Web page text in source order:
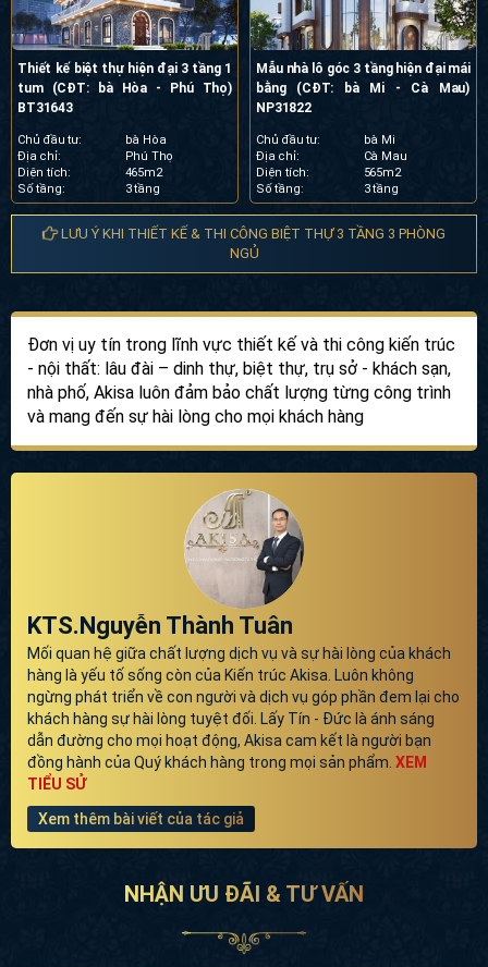
Thiết kế biệt thự hiện đại 3 tầng 1
tum (CĐT: bà Hòa - Phú Thọ)
BT31643
Chủ đầu tư:
bà Hòa
Địa chỉ:
Phú Thọ
Diện tích:
465m2
Số tầng:
3 tầng
Mẫu nhà lô góc 3 tầng hiện đại mái
bằng (CĐT: bà Mi - Cà Mau)
NP31822
Chủ đầu tư:
bà Mi
Địa chỉ:
Cà Mau
Diện tích:
565m2
Số tầng:
3 tầng
LƯU Ý KHI THIẾT KẾ & THI CÔNG BIỆT THỰ 3 TẦNG 3 PHÒNG
NGỦ
Đơn vị uy tín trong lĩnh vực thiết kế và thi công kiến trúc
- nội thất: lâu đài – dinh thự, biệt thự, trụ sở - khách sạn,
nhà phố, Akisa luôn đảm bảo chất lượng từng công trình
và mang đến sự hài lòng cho mọi khách hàng
KTS.Nguyễn Thành Tuân
Mối quan hệ giữa chất lượng dịch vụ và sự hài lòng của khách
hàng là yếu tố sống còn của Kiến trúc Akisa. Luôn không
ngừng phát triển về con người và dịch vụ góp phần đem lại cho
khách hàng sự hài lòng tuyệt đối. Lấy Tín - Đức là ánh sáng
dẫn đường cho mọi hoạt động, Akisa cam kết là người bạn
đồng hành của Quý khách hàng trong mọi sản phẩm. XEM
TIỂU SỬ
Xem thêm bài viết của tác giả
NHẬN ƯU ĐÃI & TƯ VẤN